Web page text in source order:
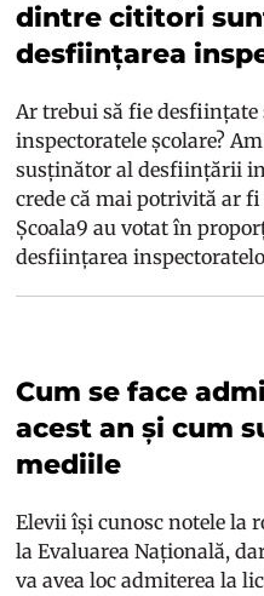
dintre cititori
desființarea
Ar trebui să fie desființate
inspectoratele școlare?
susținător al desființării
crede că mai potrivită ar
Școala9 au votat în
desființarea
Cum se face
acest an și cum
mediile
Elevii își cunosc notele la
la Evaluarea Națională,
va avea loc admiterea la